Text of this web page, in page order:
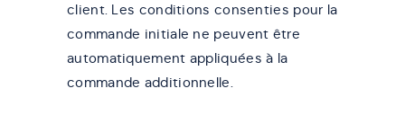
client. Les conditions consenties pour la
commande initiale ne peuvent être
automatiquement appliquées à la
commande additionnelle.